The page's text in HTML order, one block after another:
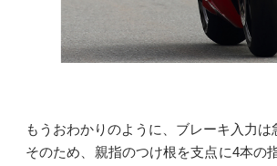
もうおわかりのように、ブレーキ入力
そのため、親指のつけ根を支点に4本の